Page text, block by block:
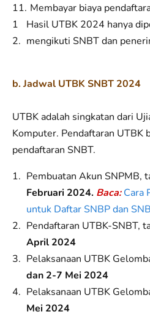
Membayar biaya
Hasil UTBK 2024 hanya
mengikuti SNBT dan
b. Jadwal UTBK SNBT 2024
UTBK adalah singkatan dari
Komputer. Pendaftaran UTBK
pendaftaran SNBT.
Pembuatan Akun SNPMB,
Februari 2024. Baca: Cara
untuk Daftar SNBP dan
Pendaftaran UTBK-SNBT,
April 2024
Pelaksanaan UTBK
dan 2-7 Mei 2024
Pelaksanaan UTBK
Mei 2024